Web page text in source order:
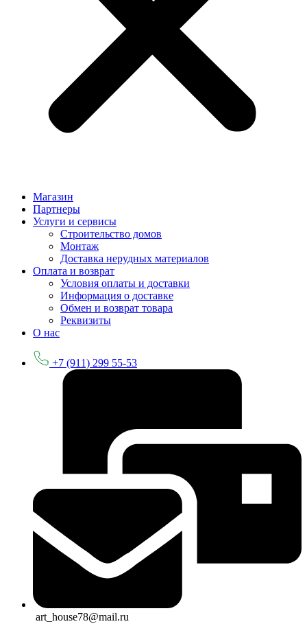
Магазин
Партнеры
Услуги и сервисы
Строительство домов
Монтаж
Доставка нерудных материалов
Оплата и возврат
Условия оплаты и доставки
Информация о доставке
Обмен и возврат товара
Реквизиты
О нас
+7 (911) 299 55-53
art_house78@mail.ru